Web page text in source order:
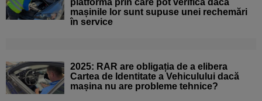
platformă prin care pot verifica dacă
mașinile lor sunt supuse unei rechemări
în service
2025: RAR are obligația de a elibera
Cartea de Identitate a Vehiculului dacă
mașina nu are probleme tehnice?